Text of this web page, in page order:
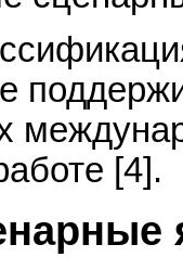
[4].